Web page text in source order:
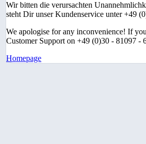
Wir bitten die verursachten
steht Dir unser Kundenservice unter +49
We apologise for any inconvenience! If
Customer Support on +49 (0)30 - 81097 -
Homepage